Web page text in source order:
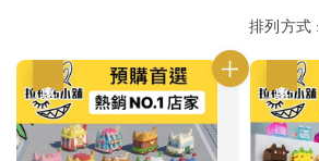
排列方式 :